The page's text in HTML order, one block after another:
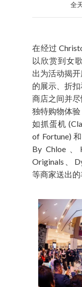
全
在经过
以欣赏到女
出为活动揭
的展示、折
商店之间并
独特购物体
如抓蛋机
of Fortune)
By Chloe 、
Originals、
等商家送出的